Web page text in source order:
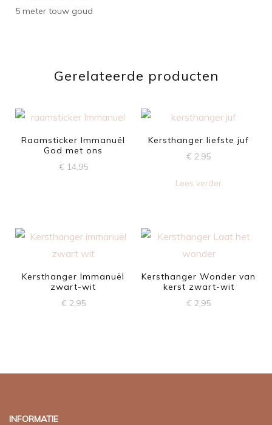
5 meter touw goud
Gerelateerde producten
Raamsticker Immanuël
God met ons
€ 14,95
Kersthanger liefste juf
€ 2,95
Lees verder
Kersthanger Immanuël
zwart-wit
€ 2,95
Kersthanger Wonder van
kerst zwart-wit
€ 2,95
INFORMATIE